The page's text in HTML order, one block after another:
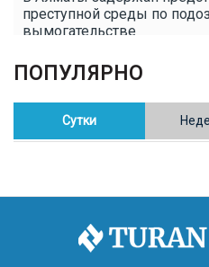
преступной среды по
вымогательстве
ОБЩЕСТВО
Полицейские пресекли
конопли в Таразе
Казахстан возглавил
ПОПУЛЯРНО
Сутки